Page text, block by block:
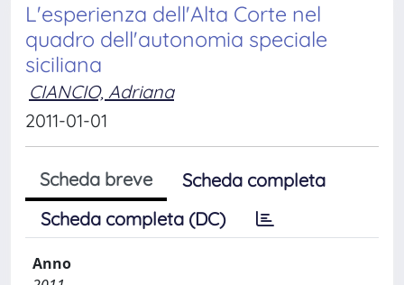
L'esperienza dell'Alta Corte nel
quadro dell'autonomia speciale
siciliana
CIANCIO, Adriana
2011-01-01
Scheda breve
Scheda completa
Scheda completa (DC)
Anno